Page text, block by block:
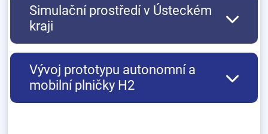
Simulační prostředí v Ústeckém
kraji
Vývoj prototypu autonomní a
mobilní plničky H2